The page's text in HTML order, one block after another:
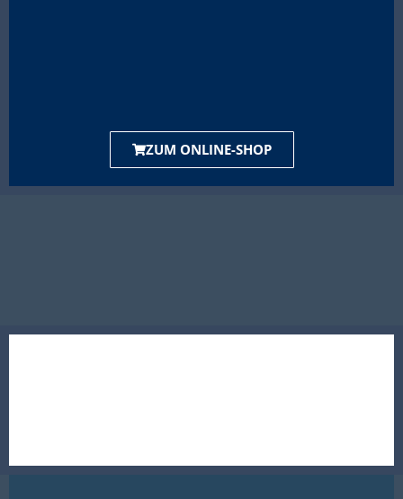
ZUM ONLINE-SHOP